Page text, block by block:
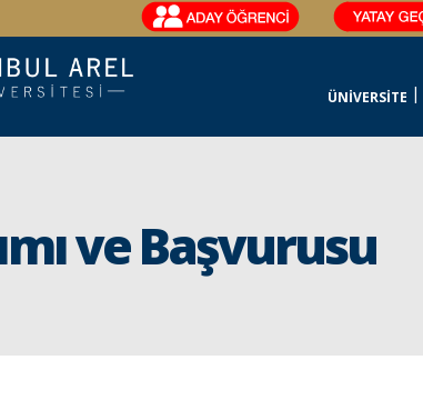
ÜNİVERSİTE
ve Başvurusu